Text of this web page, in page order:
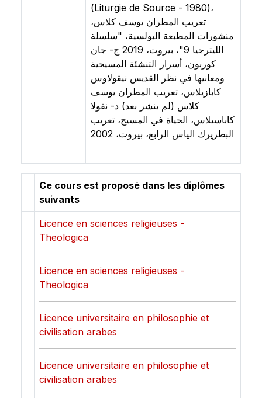
(Liturgie de Source - 1980)،
تعريب المطران يوسف كلاس،
منشورات المطبعة البولسية، "سلسلة
الليترجيا 9"، بيروت، 2019 ‌ج- جان
كوربون، أسرار التنشئة المسيحية
ومعانيها في نظر القديس نيقولاوس
كابازيلاس، تعريب المطران يوسف
كلاس (لم ينشر بعد) ‌د- نقولا
كاباسيلاس، الحياة في المسيح، تعريب
البطريرك الياس الرابع، بيروت، 2002
Ce cours est proposé dans les diplômes
suivants
Licence en sciences religieuses -
Theologica
Licence en sciences religieuses -
Theologica
Licence universitaire en philosophie et
civilisation arabes
Licence universitaire en philosophie et
civilisation arabes